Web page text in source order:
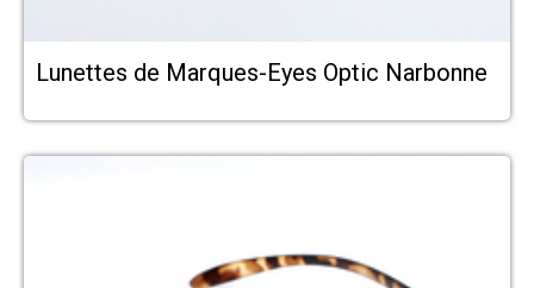
Lunettes de Marques-Eyes Optic Narbonne